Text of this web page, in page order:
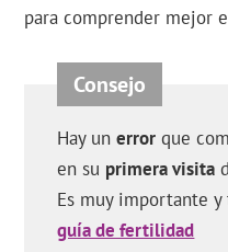
para comprender mejor
Hay unerror que
en su primera visita
Es muy importante
guía de fertilidad